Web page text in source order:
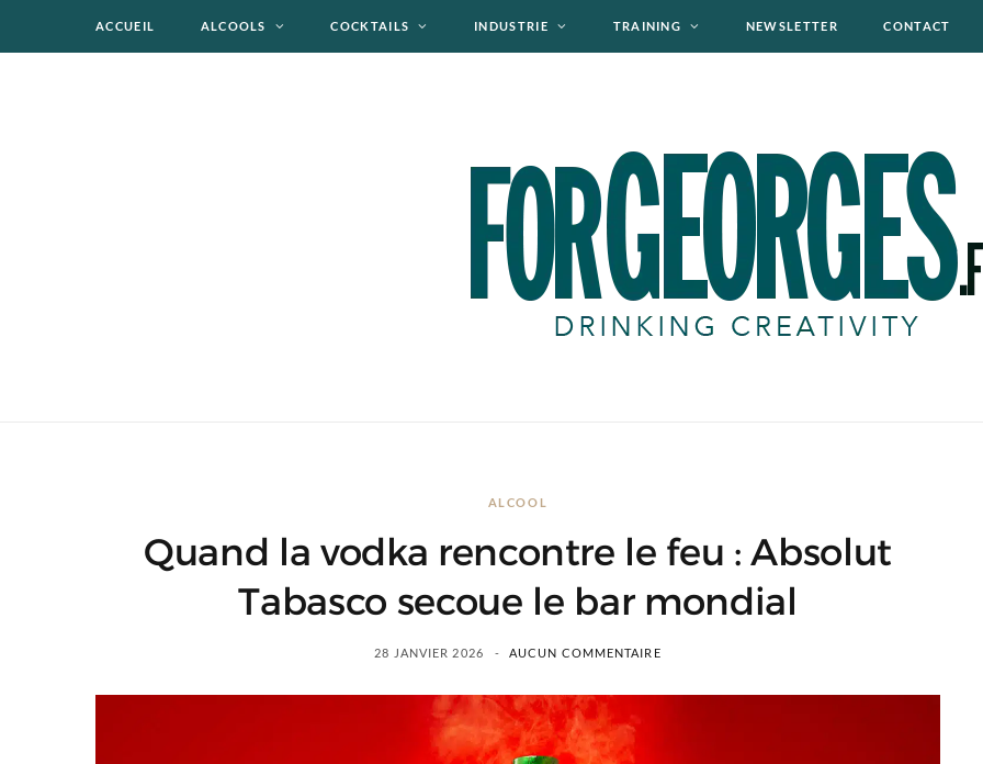
ACCUEIL ALCOOLS COCKTAILS INDUSTRIE TRAINING NEWSLETTER CONTACT
ALCOOL
Quand la vodka rencontre le feu : Absolut
Tabasco secoue le bar mondial
28 JANVIER 2026 AUCUN COMMENTAIRE